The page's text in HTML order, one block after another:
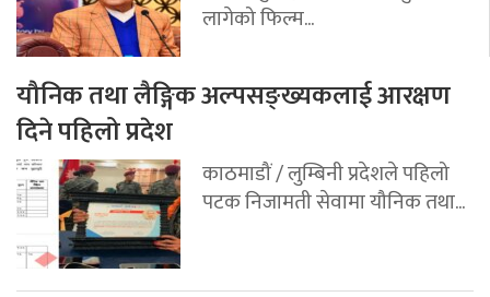
लागेको फिल्म...
यौनिक तथा लैङ्गिक अल्पसङ्ख्यकलाई आरक्षण
दिने पहिलो प्रदेश
काठमाडौं / लुम्बिनी प्रदेशले पहिलो
पटक निजामती सेवामा यौनिक तथा...